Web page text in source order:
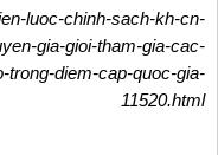
luoc-chinh-sach-kh-cn-
gia-gioi-tham-gia-cac-
trong-diem-cap-quoc-gia-
11520.html